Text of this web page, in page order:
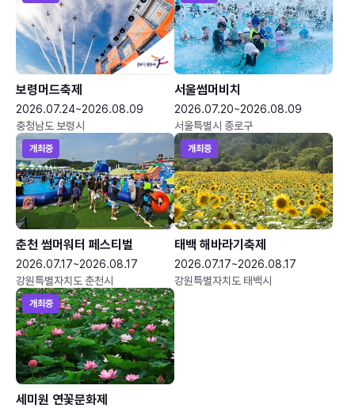
보령머드축제
2026.07.24~2026.08.09
충청남도 보령시
서울썸머비치
2026.07.20~2026.08.09
서울특별시 종로구
개최중
춘천 썸머워터 페스티벌
2026.07.17~2026.08.17
강원특별자치도 춘천시
개최중
태백 해바라기축제
2026.07.17~2026.08.17
강원특별자치도 태백시
개최중
세미원 연꽃문화제